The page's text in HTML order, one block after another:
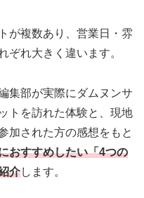
が複数あり、営業日・雰
ぞれ大きく違います。
集部が実際にダムヌンサ
トを訪れた体験と、現地
加された方の感想をもと
おすすめしたい「4つの
介します。